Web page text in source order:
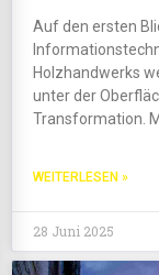
Auf den ersten
Holzhandwerks
unter der
Transformation.
WEITERLESEN »
28 Juni 2025